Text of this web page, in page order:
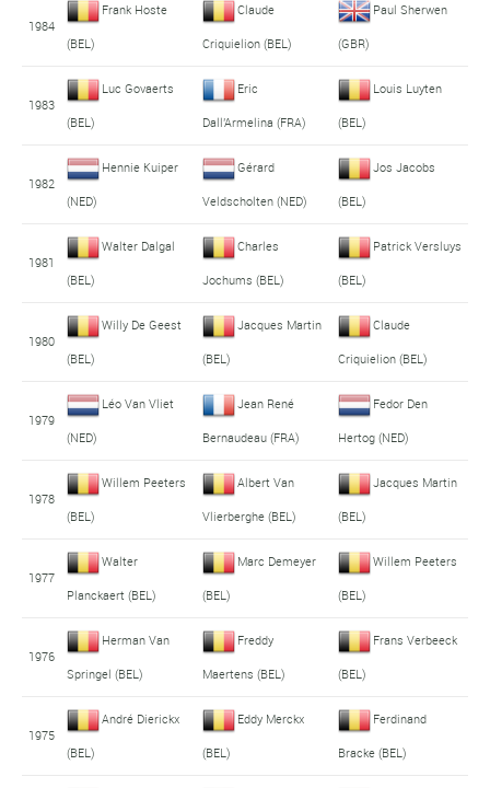
1984
Frank Hoste
(BEL)
Claude
Criquielion (BEL)
Paul Sherwen
(GBR)
1983
Luc Govaerts
(BEL)
Eric
Dall'Armelina (FRA)
Louis Luyten
(BEL)
1982
Hennie Kuiper
(NED)
Gérard
Veldscholten (NED)
Jos Jacobs
(BEL)
1981
Walter Dalgal
(BEL)
Charles
Jochums (BEL)
Patrick Versluys
(BEL)
1980
Willy De Geest
(BEL)
Jacques Martin
(BEL)
Claude
Criquielion (BEL)
1979
Léo Van Vliet
(NED)
Jean René
Bernaudeau (FRA)
Fedor Den
Hertog (NED)
1978
Willem Peeters
(BEL)
Albert Van
Vlierberghe (BEL)
Jacques Martin
(BEL)
1977
Walter
Planckaert (BEL)
Marc Demeyer
(BEL)
Willem Peeters
(BEL)
1976
Herman Van
Springel (BEL)
Freddy
Maertens (BEL)
Frans Verbeeck
(BEL)
1975
André Dierickx
(BEL)
Eddy Merckx
(BEL)
Ferdinand
Bracke (BEL)